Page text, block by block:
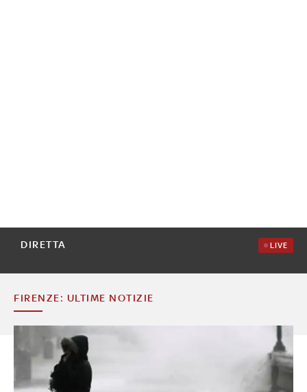
DIRETTA LIVE
FIRENZE: ULTIME NOTIZIE